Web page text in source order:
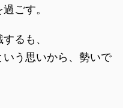
ごす。
るも、
う思いから、勢いで